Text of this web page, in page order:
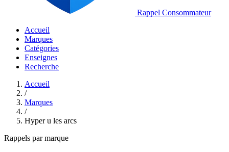
Rappel Consommateur
Accueil
Marques
Catégories
Enseignes
Recherche
Accueil
/
Marques
/
Hyper u les arcs
Rappels par marque